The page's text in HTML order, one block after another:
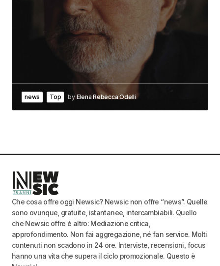
news Top by Elena Rebecca Odelli
Che cosa offre oggi Newsic? Newsic non offre “news”. Quelle
sono ovunque, gratuite, istantanee, intercambiabili. Quello
che Newsic offre è altro: Mediazione critica,
approfondimento. Non fai aggregazione, né fan service. Molti
contenuti non scadono in 24 ore. Interviste, recensioni, focus
hanno una vita che supera il ciclo promozionale. Questo è